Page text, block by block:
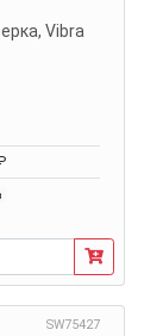
Vibra
SW75427